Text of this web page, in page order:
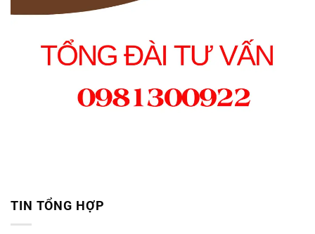
TIN TỔNG HỢP